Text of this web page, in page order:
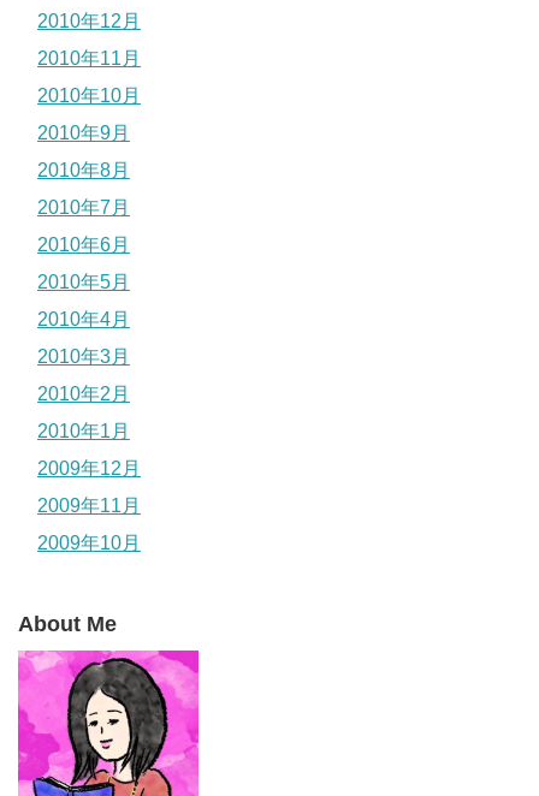
2010年12月
2010年11月
2010年10月
2010年9月
2010年8月
2010年7月
2010年6月
2010年5月
2010年4月
2010年3月
2010年2月
2010年1月
2009年12月
2009年11月
2009年10月
About Me